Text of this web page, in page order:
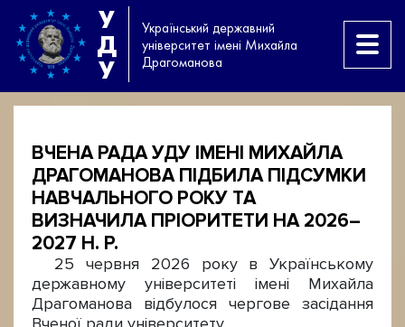
У
Д
У
Український державний
університет імені Михайла
Драгоманова
ВЧЕНА РАДА УДУ ІМЕНІ МИХАЙЛА
ДРАГОМАНОВА ПІДБИЛА ПІДСУМКИ
НАВЧАЛЬНОГО РОКУ ТА
ВИЗНАЧИЛА ПРІОРИТЕТИ НА 2026–
2027 Н. Р.
25 червня 2026 року в Українському
державному університеті імені Михайла
Драгоманова відбулося чергове засідання